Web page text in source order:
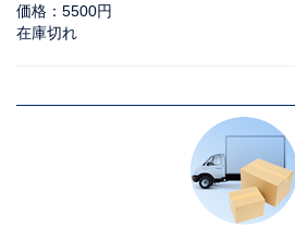
価格：5500円
在庫切れ